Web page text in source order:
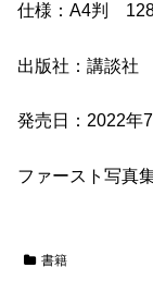
仕様：A4判
出版社：講談社
発売日：2022年
ファースト写真
書籍